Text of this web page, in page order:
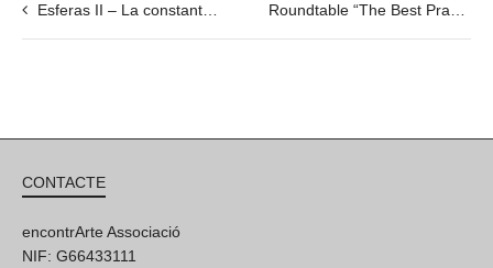
Esferas II – La constante cosmológica. by José Ignacio Díaz de Rábago. 07 > 23/03/19
CONTACTE
encontrArte Associació
NIF: G66433111